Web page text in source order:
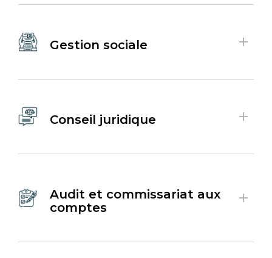
Gestion sociale
Conseil juridique
Audit et commissariat aux
comptes